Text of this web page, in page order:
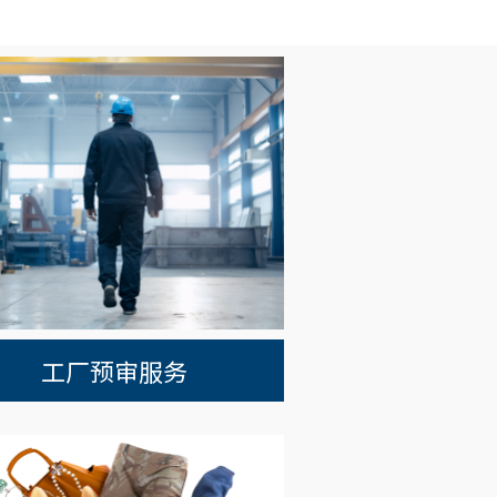
工厂预审服务